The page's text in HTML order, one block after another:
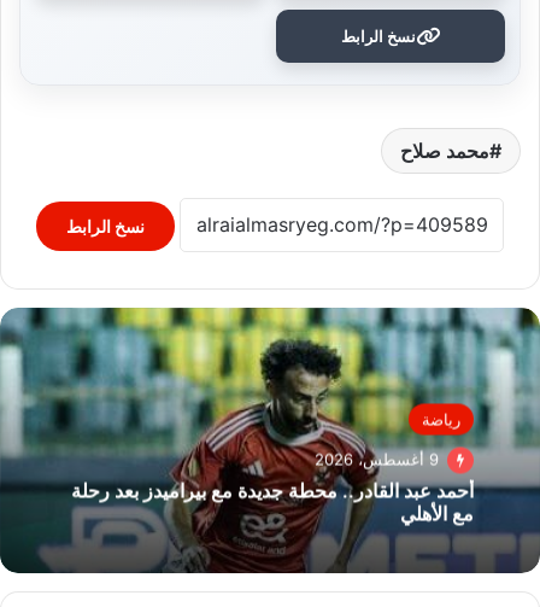
نسخ الرابط
محمد صلاح
نسخ الرابط
رياضة
9 أغسطس، 2026
أحمد عبد القادر.. محطة جديدة مع بيراميدز بعد رحلة
مع الأهلي